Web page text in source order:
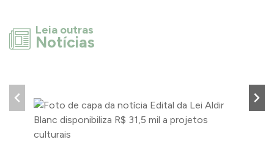
Leia outras
Notícias